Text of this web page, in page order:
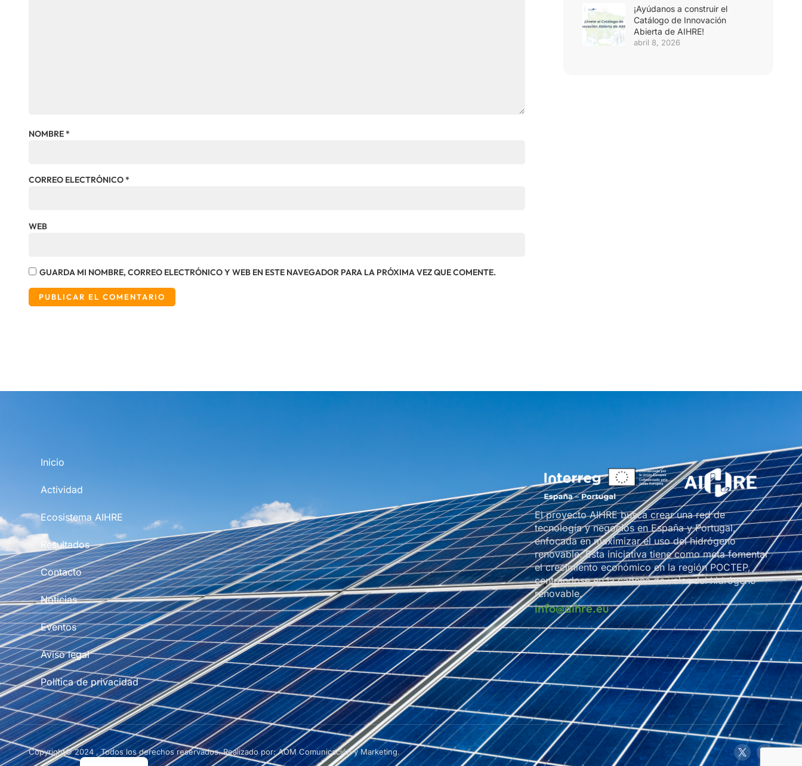
NOMBRE*
CORREO ELECTRÓNICO*
WEB
GUARDA MI NOMBRE, CORREO ELECTRÓNICO Y WEB EN ESTE NAVEGADOR PARA LA PRÓXIMA VEZ QUE COMENTE.
¡Ayúdanos a construir el
Catálogo de Innovación
Abierta de AIHRE!
abril 8, 2026
Inicio
Actividad
Ecosistema AIHRE
Resultados
Contacto
Noticias
Eventos
Aviso legal
Política de privacidad
El proyecto AIHRE busca crear una red de
tecnología y negocios en España y Portugal,
enfocada en maximizar el uso del hidrógeno
renovable. Esta iniciativa tiene como meta fomentar
el crecimiento económico en la región POCTEP,
centrándose en la cadena de valor del hidrógeno
renovable.
info@aihre.eu
Copyright© 2024 , Todos los derechos reservados. Realizado por: AOM Comunicación y Marketing.